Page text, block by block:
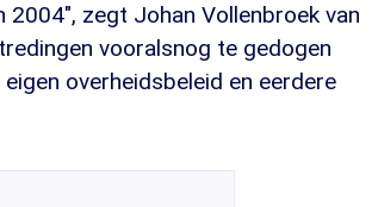
zegt Johan Vollenbroek van
vooralsnog te gedogen
overheidsbeleid en eerdere